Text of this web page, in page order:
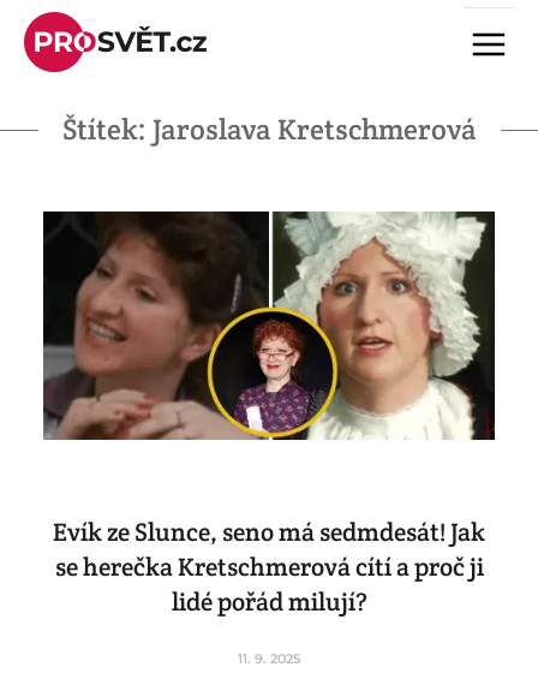
Skip
content
Menu
Štítek: Jaroslava Kretschmerová
Evík ze Slunce, seno má sedmdesát! Jak
se herečka Kretschmerová cítí a proč ji
lidé pořád milují?
11. 9. 2025